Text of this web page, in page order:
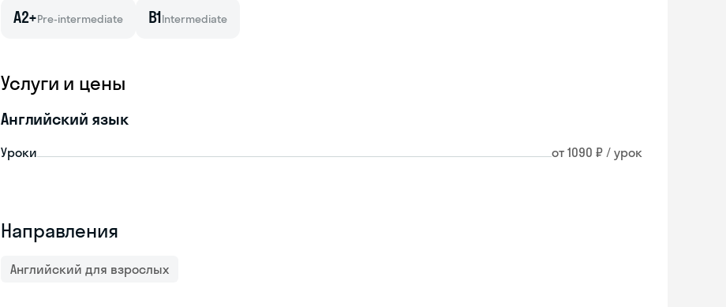
A2+Pre-intermediate B1Intermediate
Услуги и цены
Английский язык
Уроки от 1090 ₽ / урок
Направления
Английский для взрослых